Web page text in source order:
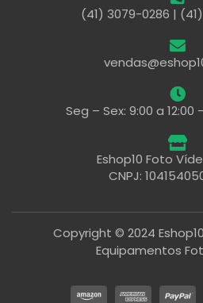
(41) 3079-0286 |
Seg – Sex: 9:00 a 12:00
Eshop10 Foto
CNPJ:
Copyright © 2024
Equipamentos